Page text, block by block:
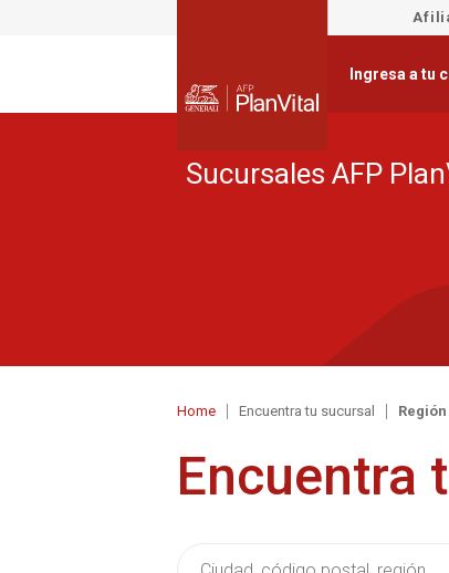
Ingresa a tu
Sucursales AFP
Home Encuentra tu sucursal
Encuentra